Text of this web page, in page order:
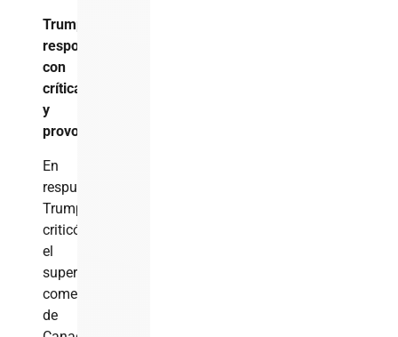
Trump
responde
con
crítica
y
provocación
En
respuesta,
Trump
criticó
el
superávit
comercial
de